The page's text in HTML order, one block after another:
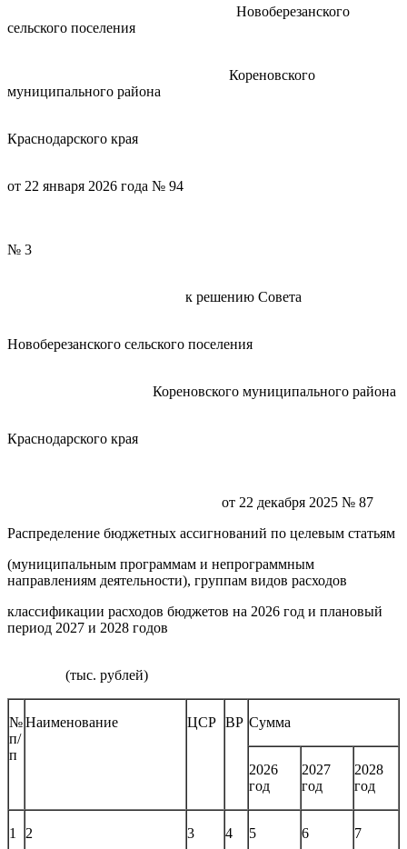
Новоберезанского
сельского поселения
Кореновского
муниципального района
Краснодарского края
от 22 января 2026 года № 94
№ 3
к решению Совета
Новоберезанского сельского поселения
Кореновского муниципального района
Краснодарского края
от 22 декабря 2025 № 87
Распределение бюджетных ассигнований по целевым статьям
(муниципальным программам и непрограммным
направлениям деятельности), группам видов расходов
классификации расходов бюджетов на 2026 год и плановый
период 2027 и 2028 годов
(тыс. рублей)
№
п/
п
Наименование ЦСР ВР Сумма
2026
год
2027
год
2028
год
1 2 3 4 5 6 7